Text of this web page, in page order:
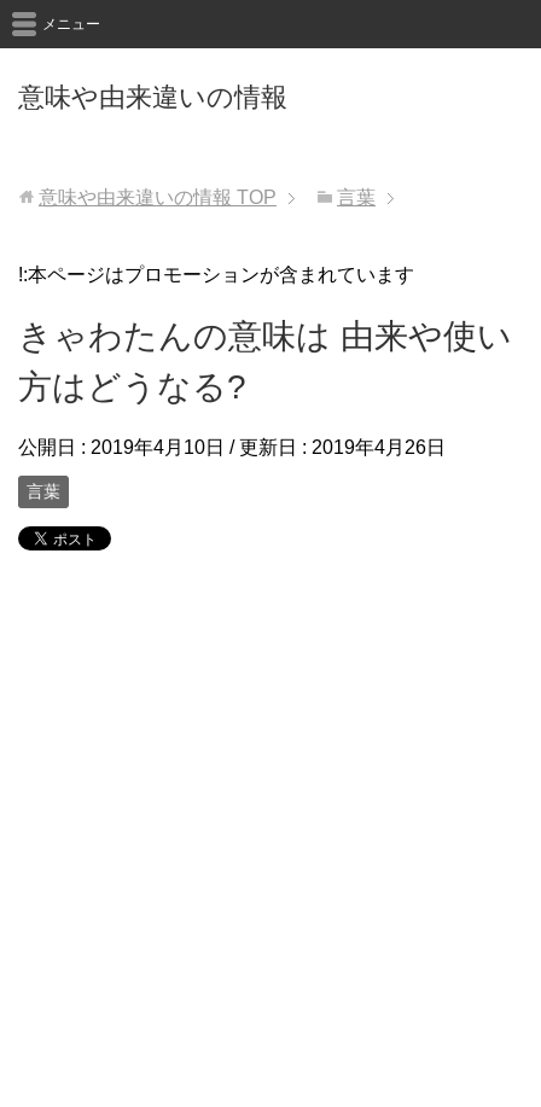
意味や由来違いの情報
メニュー
意味や由来違いの情報 TOP 言葉
!:本ページはプロモーションが含まれています
きゃわたんの意味は 由来や使い
方はどうなる?
公開日 : 2019年4月10日 / 更新日 : 2019年4月26日
言葉